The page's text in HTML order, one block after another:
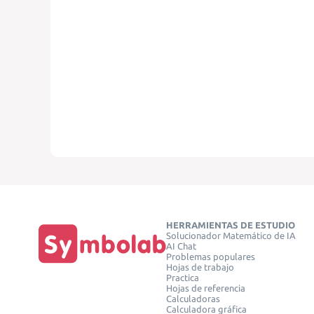
HERRAMIENTAS DE ESTUDIO
Solucionador Matemático de IA
AI Chat
Problemas populares
Hojas de trabajo
Practica
Hojas de referencia
Calculadoras
Calculadora gráfica